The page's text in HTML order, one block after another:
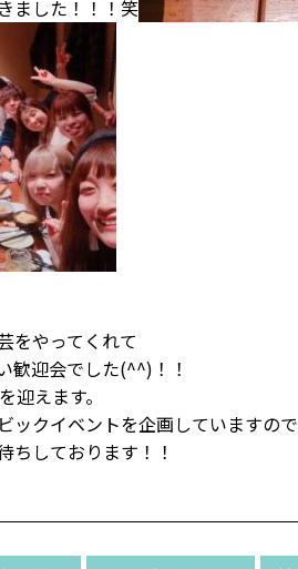
ました！！！笑
をやってくれて
歓迎会でした(^^)！！
迎えます。
クイベントを企画していますので
ちしております！！